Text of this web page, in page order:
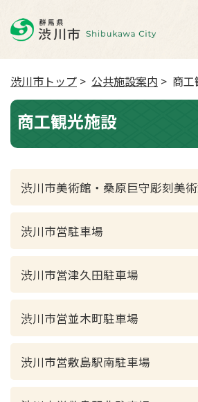
渋川市トップ > 公共施設案内 > 商工
商工観光施設
渋川市美術館・桑原巨守彫刻美
渋川市営駐車場
渋川市営津久田駐車場
渋川市営並木町駐車場
渋川市営敷島駅南駐車場